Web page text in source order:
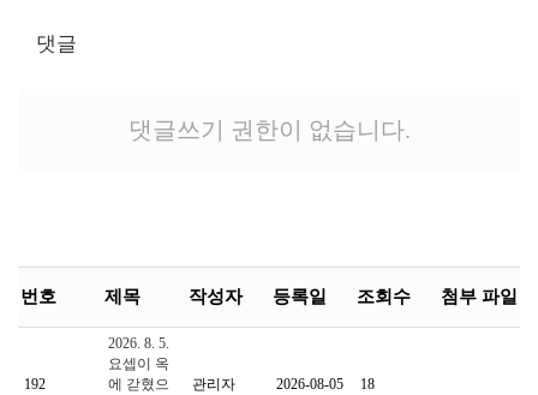
댓글
댓글쓰기 권한이 없습니다.
번호 제목 작성자 등록일 조회수 첨부 파일
192
2026. 8. 5.
요셉이 옥
에 갇혔으
관리자 2026-08-05 18